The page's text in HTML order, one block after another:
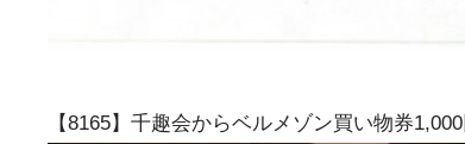
【8165】千趣会からベルメゾン買い物券